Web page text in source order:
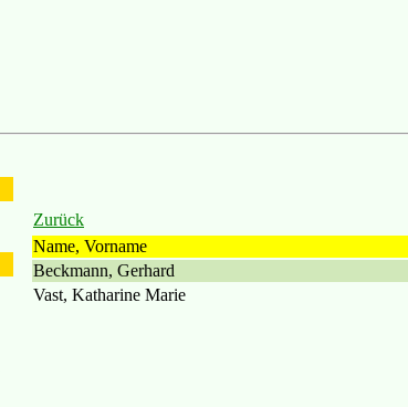
Zurück
Name, Vorname
Beckmann, Gerhard
Vast, Katharine Marie